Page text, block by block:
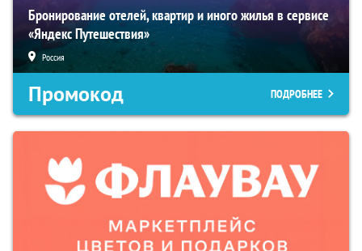
Бронирование отелей, квартир и иного жилья в сервисе
«Яндекс Путешествия»
Россия
Промокод ПОДРОБНЕЕ